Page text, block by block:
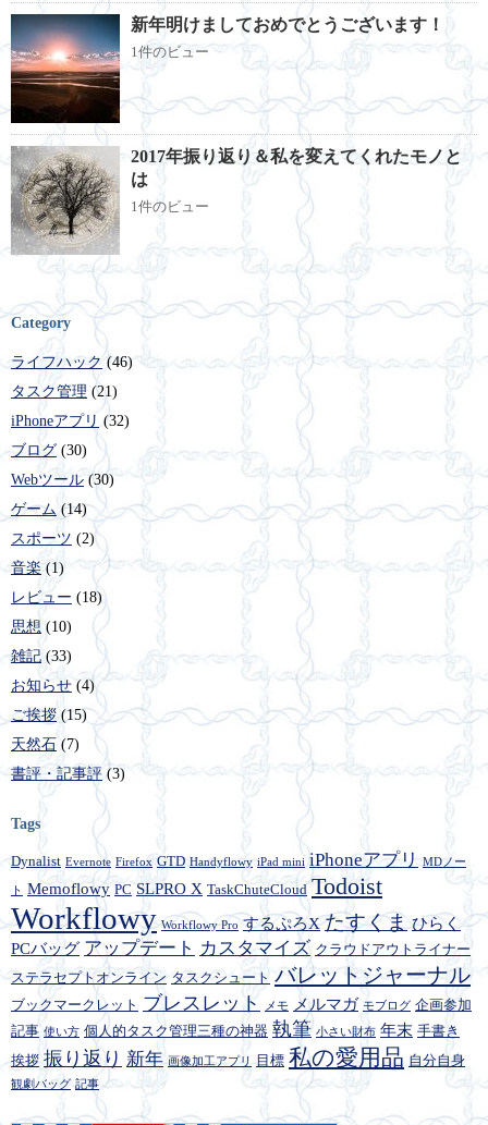
新年明けましておめでとうございます！
1件のビュー
2017年振り返り＆私を変えてくれたモノと
は
1件のビュー
Category
ライフハック (46)
タスク管理 (21)
iPhoneアプリ (32)
ブログ (30)
Webツール (30)
ゲーム (14)
スポーツ (2)
音楽 (1)
レビュー (18)
思想 (10)
雑記 (33)
お知らせ (4)
ご挨拶(15)
天然石 (7)
書評・記事評 (3)
Tags
Dynalist Evernote Firefox GTD Handyflowy iPad mini iPhoneアプリ MDノー
ト Memoflowy PC SLPRO X TaskChuteCloud Todoist
Workflowy Workflowy Pro するぷろX たすくま ひらく
PCバッグ アップデート カスタマイズ クラウドアウトライナー
ステラセプトオンライン タスクシュート バレットジャーナル
ブックマークレット ブレスレット メモ メルマガ モブログ 企画参加
記事 使い方 個人的タスク管理三種の神器 執筆 小さい財布 年末 手書き
挨拶 振り返り 新年 画像加工アプリ 目標 私の愛用品 自分自身
観劇バッグ 記事